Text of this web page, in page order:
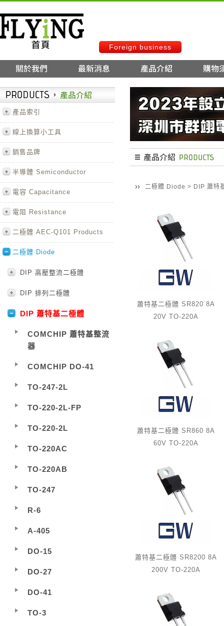
Foreign business
產品索引
線上換算小工具
銷售品牌
半導體 Semiconductor
電容 Capacitance
電阻 Resistance
二極體 AEC-Q101 Products
二極體 Diode
DIP 高壓整流二極體
DIP 排列二極體
DIP 蕭特基二極體
COMCHIP 蕭特基整流
器
COMCHIP DO-41
TO-247-2L
TO-220-2L-FP
TO-220-2L
TO-220AC
TO-220AB
TO-247
R-6
A-405
DO-15
DO-27
DO-41
TO-3
二極體 Diode > DIP 蕭特
蕭特基二極體 SR820 8A
20V TO-220A
蕭特基二極體 SR860 8A
60V TO-220A
蕭特基二極體 SR8200 8A
200V TO-220A